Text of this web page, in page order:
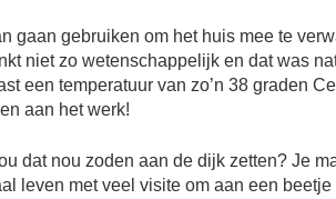
gaan gebruiken om het huis mee te
niet zo wetenschappelijk en dat was
een temperatuur van zo’n 38 graden
aan het werk!
dat nou zoden aan de dijk zetten? Je
leven met veel visite om aan een